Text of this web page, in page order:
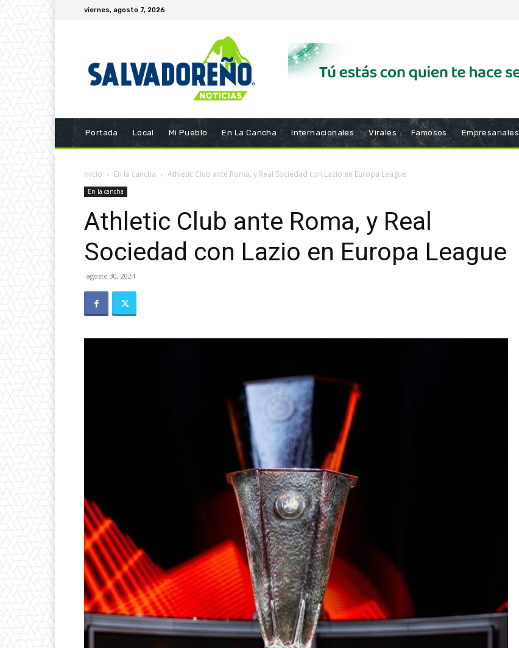
viernes, agosto 7, 2026
Portada Local Mi Pueblo En La Cancha Internacionales Virales Famosos Empresariales
Inicio En la cancha Athletic Club ante Roma, y Real Sociedad con Lazio en Europa League
En la cancha
Athletic Club ante Roma, y Real
Sociedad con Lazio en Europa League
agosto 30, 2024